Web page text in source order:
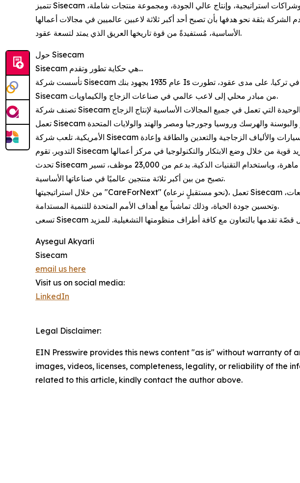
تتميز Sisecam عن منافسيها بقوة عاملة عالية المهارة، وشراكات استراتيجية، وإنتاج عالي الجودة، ومجموعة منتجات شاملة،
الشركة بثقة نحو هدفها بأن تصبح أحد أكبر ثلاثة لاعبين عالميين في مجالات أعمالها
الأساسية، مُستفيدةً من قوة تاريخها العريق الذي يمتد لتسعة عقود.
حول Sisecam
Sisecam هي حكاية تطور وتقدم...
تأسست شركة Sisecam عام 1935 بجهود بنك Is للمساهمة في التنمية الصناعية للجمهورية التركية الحديثة، بهدف تأسيس قطاع صناعة الزجاج في تركيا. على مدى عقود، تطورت
Sisecam من مبادر محلي إلى لاعب عالمي في صناعات الزجاج والكيماويات.
تعمل Sisecam عبر أربع قارات و13 دولة والتي تشمل؛ تركيا وألمانيا وإيطاليا وبلغاريا ورومانيا وسلوفاكيا والمجر والبوسنة والهرسك وروسيا وجورجيا ومصر والهند والولايات المتحدة
الأمريكية. تلعب شركة Sisecam دوراً رياديًا في صناعات الزجاج المسطح والأواني الزجاجية والتغليف الزجاجي والكيماويات وزجاج السيارات والألياف الزجاجية والتعدين والطاقة وإعادة
تحدث Sisecam فرقًا جوهريًا في صناعاتها بفضل 90 عامًا من الخبرة، وبقوة عاملة ماهرة، وباستخدام التقنيات الذكية. بدعم من 23,000 موظف، تسير Sisecam بخطى ثابتة نحو هدفها بأن
تصبح من بين أكبر ثلاثة منتجين عالميًا في صناعاتها الأساسية.
من خلال استراتيجيتها "CareForNext" (نحو مستقبلٍ نرعاه)، تعمل Sisecam على ضمان استدامة صناعات الزجاج والكيماويات، انطلاقاً من منظور حماية الكوكب، وتمكين المجتمعات،
وتحسين جودة الحياة، وذلك تماشياً مع أهداف الأمم المتحدة للتنمية المستدامة.
Aysegul Akyarli
Sisecam
email us here
Visit us on social media:
LinkedIn
Legal Disclaimer:
EIN Presswire provides this news content "as is" without warranty
images, videos, licenses, completeness, legality, or reliability of the
related to this article, kindly contact the author above.